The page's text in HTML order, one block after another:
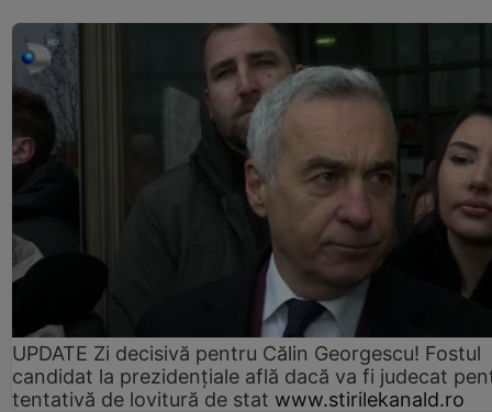
UPDATE Zi decisivă pentru Călin Georgescu! Fostul
candidat la prezidențiale află dacă va fi judecat
tentativă de lovitură de stat www.stirilekanald.ro